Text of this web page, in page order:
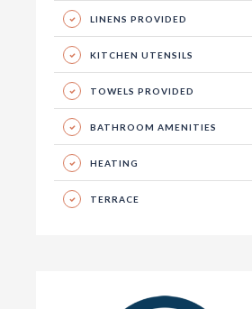
LINENS PROVIDED
KITCHEN UTENSILS
TOWELS PROVIDED
BATHROOM AMENITIES
HEATING
TERRACE